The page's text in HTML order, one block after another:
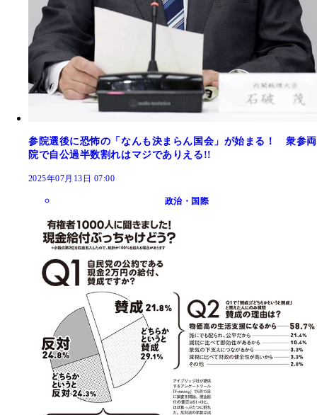
参院選後に恐怖の「なんも決まらん国会」が始まる！ 衆参両
院で自公過半数割れはマジでありえる!!
2025年07月13日 07:00
政治・国際